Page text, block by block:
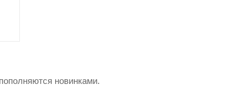
новинками.